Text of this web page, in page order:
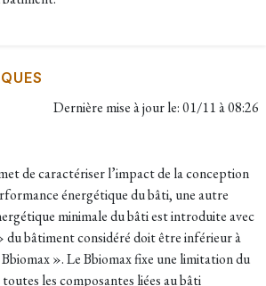
Dernière mise à jour le:01/11 à 08:26
de caractériser l’impact de la conception
énergétique du bâti, une autre
minimale du bâti est introduite avec
du bâtiment considéré doit être inférieur à
». Le Bbiomax fixe une limitation du
les composantes liées au bâti